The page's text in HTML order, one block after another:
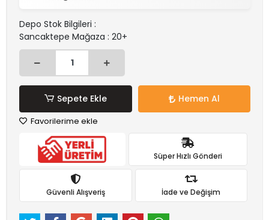
Depo Stok Bilgileri :
Sancaktepe Mağaza : 20+
Sepete Ekle Hemen Al
Favorilerime ekle
Süper Hızlı Gönderi
Güvenli Alışveriş İade ve Değişim